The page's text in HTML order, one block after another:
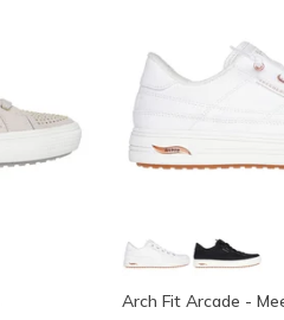
Arch Fit Arcade -